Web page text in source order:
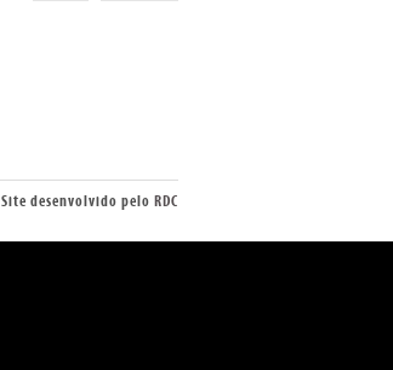
Site desenvolvido pelo RDC